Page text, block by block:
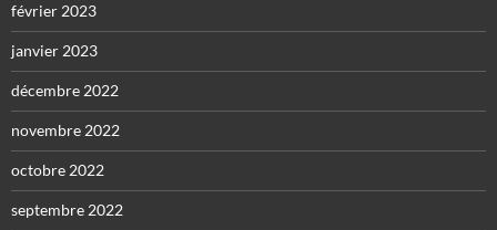
février 2023
janvier 2023
décembre 2022
novembre 2022
octobre 2022
septembre 2022